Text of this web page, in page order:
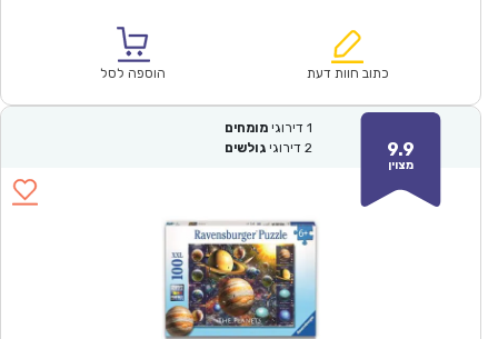
₪61.00.
הוא:
כתוב חוות דעת הוספה לסל
9.9
מצוין
1 דירוגי מומחים
2 דירוגי גולשים